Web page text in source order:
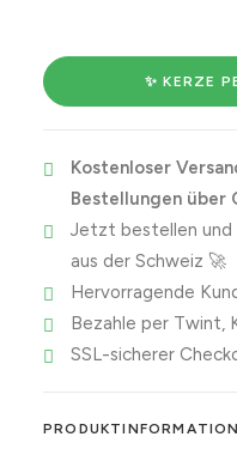
a
very
time
now
but
you're
still
my
favourite
✨ KERZE
Kostenloser
Bestellungen über
Jetzt bestellen und
aus der Schweiz 🚀
Hervorragende
Bezahle per Twint,
SSL-sicherer